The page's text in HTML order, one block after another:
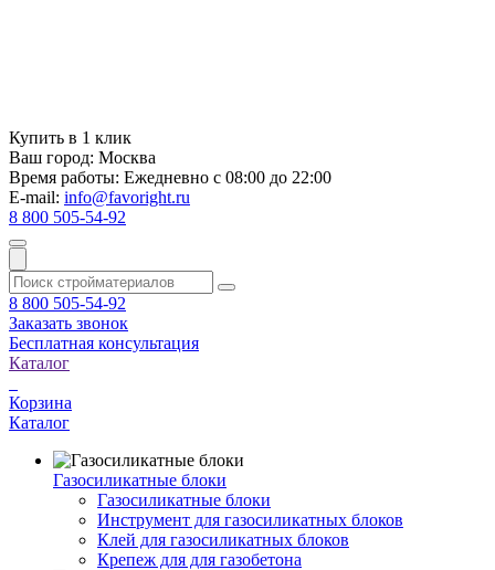
Купить в 1 клик
Ваш город: Москва
Время работы: Ежедневно с 08:00 до 22:00
E-mail: info@favoright.ru
8 800 505-54-92
8 800 505-54-92
Заказать звонок
Бесплатная консультация
Каталог
Корзина
Каталог
Газосиликатные блоки
Газосиликатные блоки
Инструмент для газосиликатных блоков
Клей для газосиликатных блоков
Крепеж для для газобетона